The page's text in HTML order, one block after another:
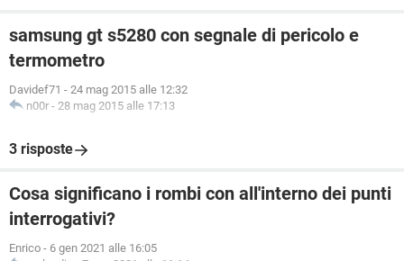
samsung gt s5280 con segnale di pericolo e
termometro
Davidef71 - 24 mag 2015 alle 12:32
n00r - 28 mag 2015 alle 17:13
3 risposte
Cosa significano i rombi con all'interno dei punti
interrogativi?
Enrico - 6 gen 2021 alle 16:05